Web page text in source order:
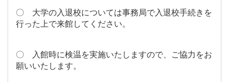
〇 大学の入退校については事務局で入退校手続きを
行った上で来館してください。
〇 入館時に検温を実施いたしますので、ご協力をお
願いいたします。